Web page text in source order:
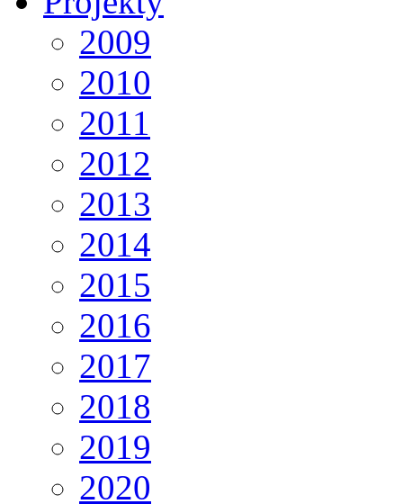
2009
2010
2011
2012
2013
2014
2015
2016
2017
2018
2019
2020